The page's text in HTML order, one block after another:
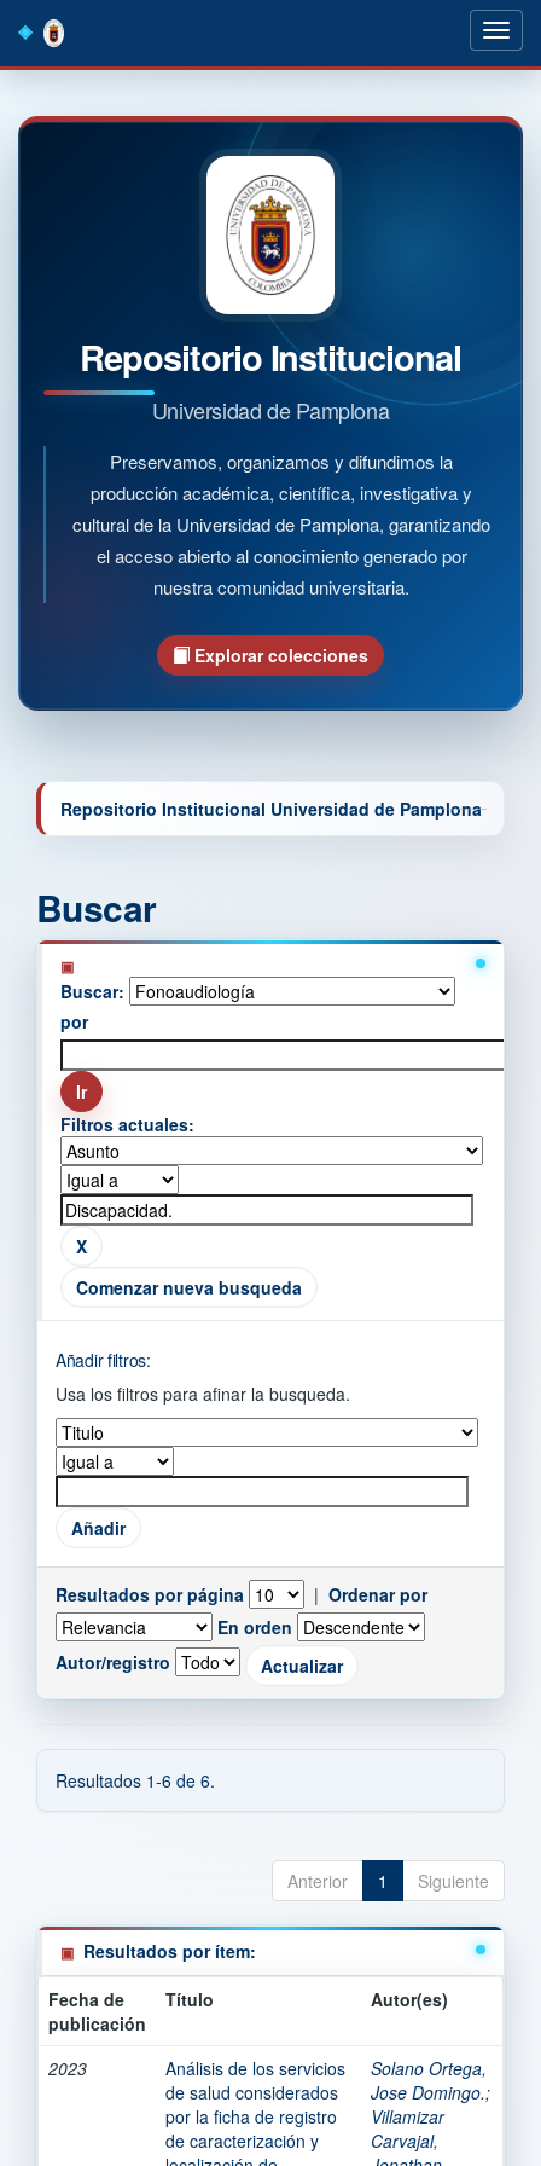
navigation
Repositorio Institucional
Universidad de Pamplona
Preservamos, organizamos y difundimos la
producción académica, científica, investigativa y
cultural de la Universidad de Pamplona, garantizando
el acceso abierto al conocimiento generado por
nuestra comunidad universitaria.
Explorar colecciones
Repositorio Institucional Universidad de Pamplona
Buscar
Buscar:
por
Filtros actuales:
Comenzar nueva busqueda
Añadir filtros:
Usa los filtros para afinar la busqueda.
Resultados por página | Ordenar por
En orden
Autor/registro
Resultados 1-6 de 6.
Anterior 1 Siguiente
Resultados por ítem:
Fecha de
publicación
Título Autor(es)
2023
Análisis de los servicios
de salud considerados
por la ficha de registro
de caracterización y
Solano Ortega,
Jose Domingo.;
Villamizar
Carvajal,